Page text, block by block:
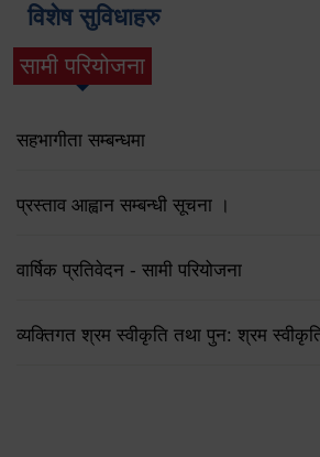
विशेष सुविधाहरु
सामी परियोजना
(active tab)
सहभागीता सम्बन्धमा
प्रस्ताव आह्वान सम्बन्धी सूचना ।
वार्षिक प्रतिवेदन - सामी परियोजना
व्यक्तिगत श्रम स्वीकृति तथा पुन: श्रम